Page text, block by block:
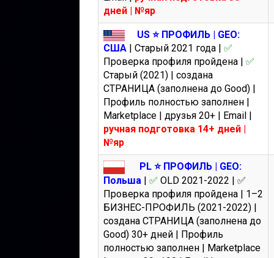
дней | №яр
US ⭐️ ПРОФИЛЬ | GEO:
США | Cтарый 2021 года | ✅
Проверка профиля пройдена | ✅
Старый (2021) | создана
СТРАНИЦА (заполнена до Good) |
Профиль полностью заполнен |
Marketplace | друзья 20+ | Email |
ручная подготовка 14+ дней |
№яр
PL ⭐️ ПРОФИЛЬ | GEO:
Польша | ✅ OLD 2021-2022 | ✅
Проверка профиля пройдена | 1–2
БИЗНЕС-ПРОФИЛЬ (2021-2022) |
создана СТРАНИЦА (заполнена до
Good) 30+ дней | Профиль
полностью заполнен | Marketplace